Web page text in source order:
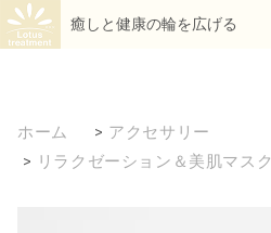
癒しと健康の輪を広げる
ホーム > アクセサリー
> リラクゼーション＆美肌マスク